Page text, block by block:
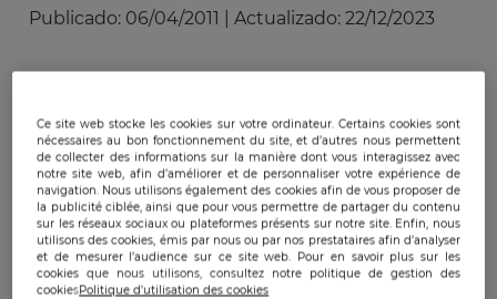
Publicado: 06/04/2011 Actualizado: 22/12/2023
Les PME au c?ur des cyber-attaques
La première table ronde avait pour thème cyber-
attaques ciblées et guerre économique,
l'équipement des PME dans la ligne de mire. Elle
réunissait Pascal Lointier, Président du CLUSIF,
Christian Harbulot, Directeur de l'Ecole de Guerre
Ce site web stocke les cookies sur votre ordinateur. Certains cookies sont
nécessaires au bon fonctionnement du site, et d’autres nous permettent
de collecter des informations sur la manière dont vous interagissez avec
notre site web, afin d’améliorer et de personnaliser votre expérience de
navigation. Nous utilisons également des cookies afin de vous proposer de
la publicité ciblée, ainsi que pour vous permettre de partager du contenu
sur les réseaux sociaux ou plateformes présents sur notre site. Enfin, nous
utilisons des cookies, émis par nous ou par nos prestataires afin d’analyser
et de mesurer l’audience sur ce site web. Pour en savoir plus sur les
cookies que nous utilisons, consultez notre politique de gestion des
cookiesPolitique d'utilisation des cookies